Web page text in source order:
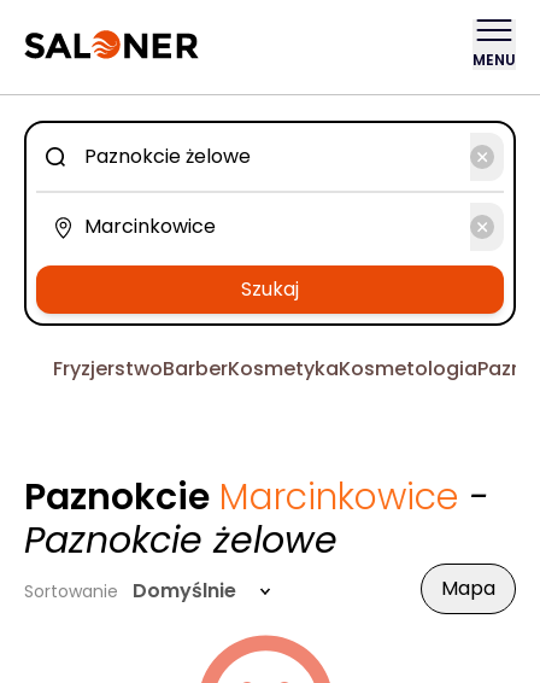
MENU
Szukaj
FryzjerstwoBarberKosmetykaKosmetologia
Paznokcie Marcinkowice -
Paznokcie żelowe
Sortowanie Domyślnie Mapa